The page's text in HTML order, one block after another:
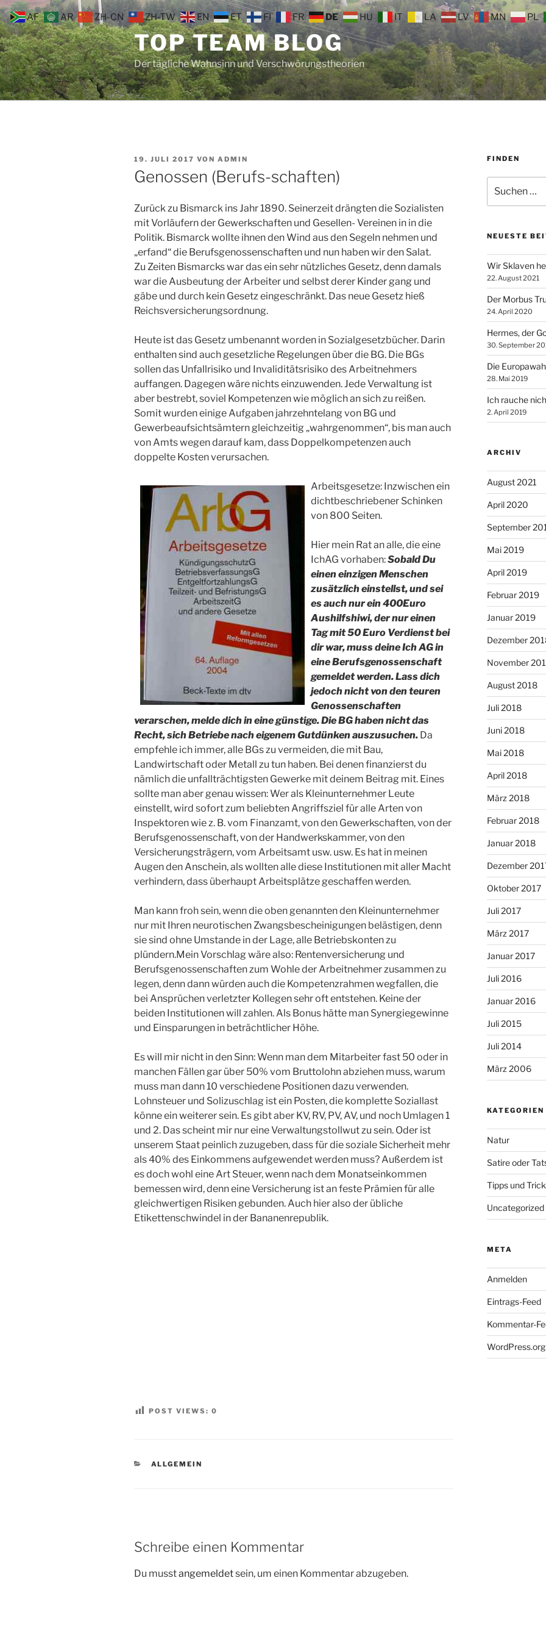
Zum
Inhalt
springen
TOP TEAM BLOG
Der tägliche Wahnsinn und Verschwörungstheorien
VERÖFFENTLICHT
AM
19. JULI 2017 VON ADMIN
Genossen (Berufs-schaften)
Zurück zu Bismarck ins Jahr 1890. Seinerzeit drängten die Sozialisten
mit Vorläufern der Gewerkschaften und Gesellen- Vereinen in in die
Politik. Bismarck wollte ihnen den Wind aus den Segeln nehmen und
„erfand“ die Berufsgenossenschaften und nun haben wir den Salat.
Zu Zeiten Bismarcks war das ein sehr nützliches Gesetz, denn damals
war die Ausbeutung der Arbeiter und selbst derer Kinder gang und
gäbe und durch kein Gesetz eingeschränkt. Das neue Gesetz hieß
Reichsversicherungsordnung.
Heute ist das Gesetz umbenannt worden in Sozialgesetzbücher. Darin
enthalten sind auch gesetzliche Regelungen über die BG. Die BGs
sollen das Unfallrisiko und Invaliditätsrisiko des Arbeitnehmers
auffangen. Dagegen wäre nichts einzuwenden. Jede Verwaltung ist
aber bestrebt, soviel Kompetenzen wie möglich an sich zu reißen.
Somit wurden einige Aufgaben jahrzehntelang von BG und
Gewerbeaufsichtsämtern gleichzeitig „wahrgenommen“, bis man auch
von Amts wegen darauf kam, dass Doppelkompetenzen auch
doppelte Kosten verursachen.
Arbeitsgesetze: Inzwischen ein
dichtbeschriebener Schinken
von 800 Seiten.
Hier mein Rat an alle, die eine
IchAG vorhaben:Sobald Du
einen einzigen Menschen
zusätzlich einstellst, und sei
es auch nur ein 400Euro
Aushilfshiwi, der nur einen
Tag mit 50 Euro Verdienst bei
dir war, muss deine Ich AG in
eine Berufsgenossenschaft
gemeldet werden. Lass dich
jedoch nicht von den teuren
Genossenschaften
verarschen, melde dich in eine günstige. Die BG haben nicht das
Recht, sich Betriebe nach eigenem Gutdünken auszusuchen. Da
empfehle ich immer, alle BGs zu vermeiden, die mit Bau,
Landwirtschaft oder Metall zu tun haben. Bei denen finanzierst du
nämlich die unfallträchtigsten Gewerke mit deinem Beitrag mit. Eines
sollte man aber genau wissen: Wer als Kleinunternehmer Leute
einstellt, wird sofort zum beliebten Angriffsziel für alle Arten von
Inspektoren wie z. B. vom Finanzamt, von den Gewerkschaften, von der
Berufsgenossenschaft, von der Handwerkskammer, von den
Versicherungsträgern, vom Arbeitsamt usw. usw. Es hat in meinen
Augen den Anschein, als wollten alle diese Institutionen mit aller Macht
verhindern, dass überhaupt Arbeitsplätze geschaffen werden.
Man kann froh sein, wenn die oben genannten den Kleinunternehmer
nur mit Ihren neurotischen Zwangsbescheinigungen belästigen, denn
sie sind ohne Umstande in der Lage, alle Betriebskonten zu
plündern.Mein Vorschlag wäre also: Rentenversicherung und
Berufsgenossenschaften zum Wohle der Arbeitnehmer zusammen zu
legen, denn dann würden auch die Kompetenzrahmen wegfallen, die
bei Ansprüchen verletzter Kollegen sehr oft entstehen. Keine der
beiden Institutionen will zahlen. Als Bonus hätte man Synergiegewinne
und Einsparungen in beträchtlicher Höhe.
Es will mir nicht in den Sinn: Wenn man dem Mitarbeiter fast 50 oder in
manchen Fällen gar über 50% vom Bruttolohn abziehen muss, warum
muss man dann 10 verschiedene Positionen dazu verwenden.
Lohnsteuer und Solizuschlag ist ein Posten, die komplette Soziallast
könne ein weiterer sein. Es gibt aber KV, RV, PV, AV, und noch Umlagen 1
und 2. Das scheint mir nur eine Verwaltungstollwut zu sein. Oder ist
unserem Staat peinlich zuzugeben, dass für die soziale Sicherheit mehr
als 40% des Einkommens aufgewendet werden muss? Außerdem ist
es doch wohl eine Art Steuer, wenn nach dem Monatseinkommen
bemessen wird, denn eine Versicherung ist an feste Prämien für alle
gleichwertigen Risiken gebunden. Auch hier also der übliche
Etikettenschwindel in der Bananenrepublik.
POST VIEWS: 0
KATEGORIEN
ALLGEMEIN
Schreibe einen Kommentar
Du musstangemeldetsein, um einen Kommentar abzugeben.
FINDEN
nach:
NEUESTE
Wir Sklaven
22. August 2021
Der Morbus
24. April 2020
Hermes, der
30. September
Die
28. Mai 2019
Ich rauche
2. April 2019
ARCHIV
August 2021
April 2020
September
Mai 2019
April 2019
Februar 2019
Januar 2019
Dezember
November
August 2018
Juli 2018
Juni 2018
Mai 2018
April 2018
März 2018
Februar 2018
Januar 2018
Dezember
Oktober 2017
Juli 2017
März 2017
Januar 2017
Juli 2016
Januar 2016
Juli 2015
Juli 2014
März 2006
KATEGORIEN
Natur
Satire oder
Tipps und
Uncategorized
META
Anmelden
Eintrags-Feed
Kommentar-
WordPress.org
AF AR ZH-CN ZH-TW EN ET FI FR DE HU IT LA LV MN PL